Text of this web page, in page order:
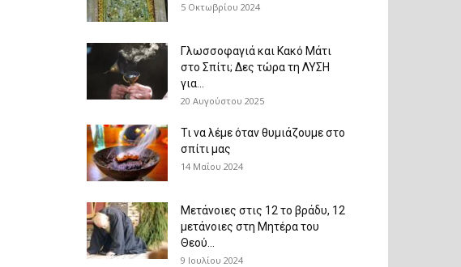
5 Οκτωβρίου 2024
Γλωσσοφαγιά και Κακό Μάτι
στο Σπίτι; Δες τώρα τη ΛΥΣΗ
για...
20 Αυγούστου 2025
Τι να λέμε όταν θυμιάζουμε στο
σπίτι μας
14 Μαΐου 2024
Μετάνοιες στις 12 το βράδυ, 12
μετάνοιες στη Μητέρα του
Θεού...
9 Ιουλίου 2024